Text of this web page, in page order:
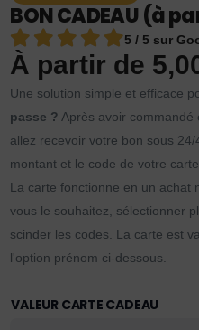
BON CADEAU (à
5 / 5 sur
À partir de
Une solution simple et efficace
passe ? Après avoir
allez recevoir votre bon sous
montant et le code de votre carte.
La carte fonctionne en un achat
vous le souhaitez, sélectionner
scinder les codes. La carte est
l'option prénom ci-dessous.
VALEUR CARTE CADEAU